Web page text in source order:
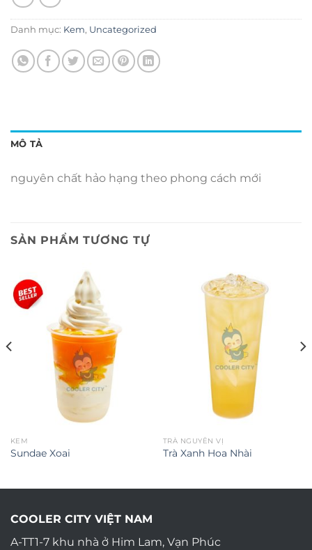
Danh mục: Kem, Uncategorized
MÔ TẢ
nguyên chất hảo hạng theo phong cách mới
SẢN PHẨM TƯƠNG TỰ
KEM
Sundae Xoai
TRÀ NGUYÊN VỊ
Trà Xanh Hoa Nhài
COOLER CITY VIỆT NAM
A-TT1-7 khu nhà ở Him Lam, Vạn Phúc